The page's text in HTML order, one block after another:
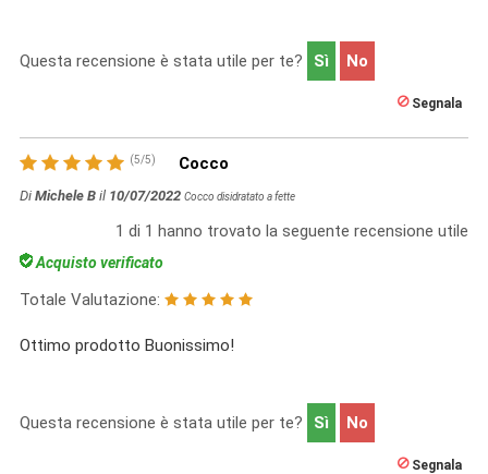
Questa recensione è stata utile per te? Sì No
Segnala
(5/5) Cocco
Di Michele B il 10/07/2022 Cocco disidratato a fette
1 di 1 hanno trovato la seguente recensione utile
Acquisto verificato
Totale Valutazione:
Ottimo prodotto Buonissimo!
Questa recensione è stata utile per te? Sì No
Segnala